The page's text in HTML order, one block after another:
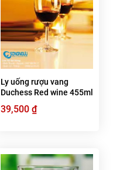
Ly uống rượu vang
Duchess Red wine 455ml
39,500 ₫